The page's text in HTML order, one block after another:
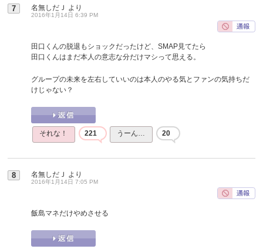
7 名無しだＪ より
2016年1月14日 6:39 PM
田口くんの脱退もショックだったけど、SMAP見てたら
田口くんはまだ本人の意志な分だけマシって思える。
グループの未来を左右していいのは本人のやる気とファンの気持ちだ
けじゃない？
それな！ 221 うーん… 20
8 名無しだＪ より
2016年1月14日 7:05 PM
飯島マネだけやめさせる